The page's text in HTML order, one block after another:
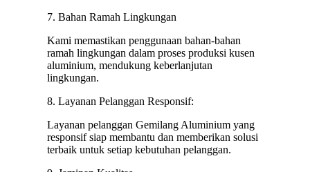
7. Bahan Ramah Lingkungan
Kami memastikan penggunaan bahan-bahan
ramah lingkungan dalam proses produksi kusen
aluminium, mendukung keberlanjutan
lingkungan.
8. Layanan Pelanggan Responsif:
Layanan pelanggan Gemilang Aluminium yang
responsif siap membantu dan memberikan solusi
terbaik untuk setiap kebutuhan pelanggan.